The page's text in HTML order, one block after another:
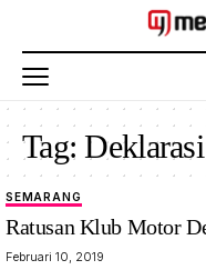
Tag:
SEMARANG
Ratusan Klub Motor
Februari 10, 2019